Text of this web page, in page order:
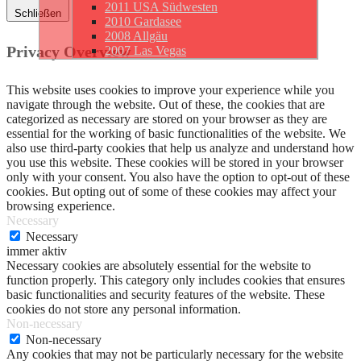
2011 USA Südwesten
2010 Gardasee
2008 Allgäu
2007 Las Vegas
Schließen
Privacy Overview
This website uses cookies to improve your experience while you
navigate through the website. Out of these, the cookies that are
categorized as necessary are stored on your browser as they are
essential for the working of basic functionalities of the website. We
also use third-party cookies that help us analyze and understand how
you use this website. These cookies will be stored in your browser
only with your consent. You also have the option to opt-out of these
cookies. But opting out of some of these cookies may affect your
browsing experience.
Necessary
Necessary
immer aktiv
Necessary cookies are absolutely essential for the website to
function properly. This category only includes cookies that ensures
basic functionalities and security features of the website. These
cookies do not store any personal information.
Non-necessary
Non-necessary
Any cookies that may not be particularly necessary for the website